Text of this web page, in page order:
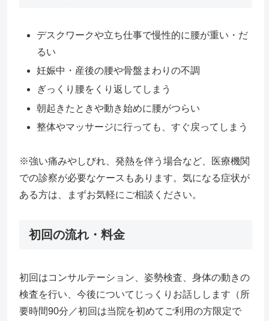
デスクワークや立ち仕事で慢性的に腰が重い・だ
るい
妊娠中・産後の腰や骨盤まわりの不調
ぎっくり腰をくり返してしまう
朝起きたときや動き始めに腰がつらい
整体やマッサージに行っても、すぐ戻ってしまう
※強い痛みやしびれ、発熱を伴う場合など、医療機関
での診察が必要なケースもあります。気になる症状が
ある方は、まずお気軽にご相談ください。
初回の流れ・料金
初回はコンサルテーション、姿勢検査、身体の動きの
検査を行い、今後についてじっくりお話しします（所
要時間90分／初回は当院を初めてご利用の方限定で